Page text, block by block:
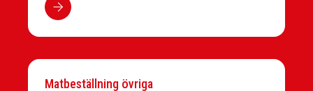
Matbeställning övriga